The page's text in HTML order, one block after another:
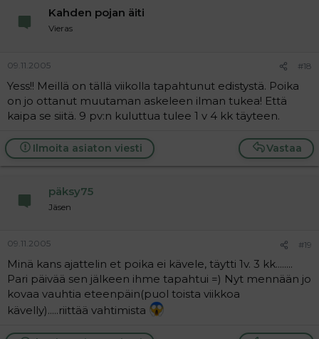
Kahden pojan äiti
Vieras
09.11.2005 #18
Yess!! Meillä on tällä viikolla tapahtunut edistystä. Poika
on jo ottanut muutaman askeleen ilman tukea! Että
kaipa se siitä. 9 pv:n kuluttua tulee 1 v 4 kk täyteen.
Vastaa
Ilmoita asiaton viesti
päksy75
Jäsen
09.11.2005 #19
Minä kans ajattelin et poika ei kävele, täytti 1v. 3 kk........
Pari päivää sen jälkeen ihme tapahtui =) Nyt mennään jo
kovaa vauhtia eteenpäin(puol toista viikkoa
kävelly).....riittää vahtimista